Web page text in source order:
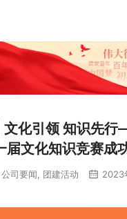
文化引领 知识先
届文化知识竞赛成
公司要闻 团建活动 2023